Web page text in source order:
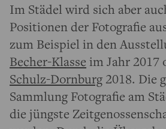
Im Städel wird sich aber
Positionen der Fotografie
zum Beispiel in den
Becher-Klasse im Jahr 2017
Schulz-Dornburg 2018. Die
Sammlung Fotografie am
die jüngste